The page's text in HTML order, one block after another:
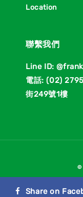
Location
聯繫我們
Line ID:
電話: (02)
街249號1樓
©
Share on